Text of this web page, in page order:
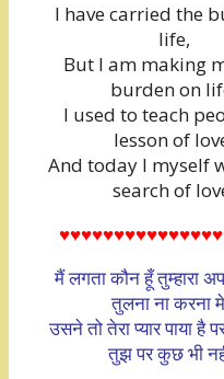
I have carried the
life,
But I am making
burden on
I used to teach
lesson of
And today I myself
search of
मैं लगता कौन हूँ तुम्हारा
तुलना ना करना
उसने तो तेरा प्यार पाया है
तुझ पर कुछ भी